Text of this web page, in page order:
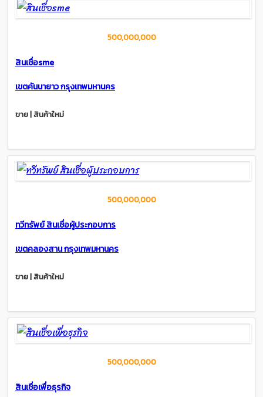
500,000,000
สินเชื่อsme
เขตคันนายาว กรุงเทพมหานคร
ขาย | สินค้าใหม่
500,000,000
ทวีทรัพย์ สินเชื่อผู้ประกอบการ
เขตคลองสาน กรุงเทพมหานคร
ขาย | สินค้าใหม่
500,000,000
สินเชื่อเพื่อธุรกิจ